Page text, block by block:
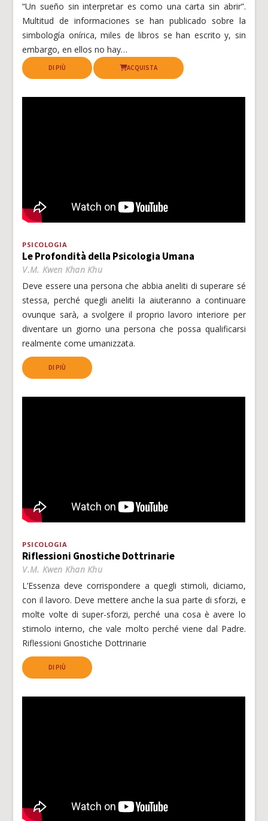
“Un sueño sin interpretar es como una carta sin abrir”.
Multitud de informaciones se han publicado sobre la
simbología onírica, miles de libros se han escrito y, sin
embargo, en ellos no hay…
DI PIÙ ACQUISTA
PSICOLOGIA
Le Profondità della Psicologia Umana
V.M. Kwen Khan Khu
Deve essere una persona che abbia aneliti di superare sé
stessa, perché quegli aneliti la aiuteranno a continuare
ovunque sarà, a svolgere il proprio lavoro interiore per
diventare un giorno una persona che possa qualificarsi
realmente come umanizzata.
DI PIÙ
PSICOLOGIA
Riflessioni Gnostiche Dottrinarie
V.M. Kwen Khan Khu
L’Essenza deve corrispondere a quegli stimoli, diciamo,
con il lavoro. Deve mettere anche la sua parte di sforzi, e
molte volte di super-sforzi, perché una cosa è avere lo
stimolo interno, che vale molto perché viene dal Padre.
Riflessioni Gnostiche Dottrinarie
DI PIÙ